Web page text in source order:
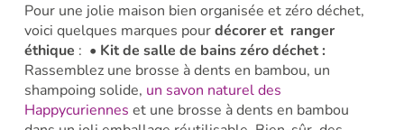
Pour une jolie maison bien organisée et zéro déchet,
voici quelques marques pourdécorer et ranger
éthique : • Kit de salle de bains zéro déchet :
Rassemblez une brosse à dents en bambou, un
shampoing solide, un savon naturel des
Happycuriennes et une brosse à dents en bambou